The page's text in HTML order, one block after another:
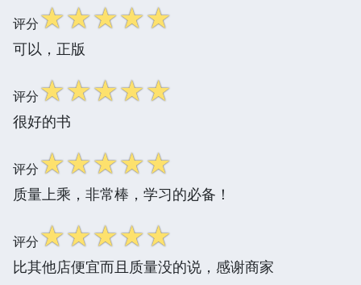
评分☆☆☆☆☆
可以，正版
评分☆☆☆☆☆
很好的书
评分☆☆☆☆☆
质量上乘，非常棒，学习的必备！
评分☆☆☆☆☆
比其他店便宜而且质量没的说，感谢商家